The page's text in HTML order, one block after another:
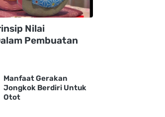
Nilai
Pembuatan
Manfaat Gerakan
Jongkok Berdiri Untuk
Otot